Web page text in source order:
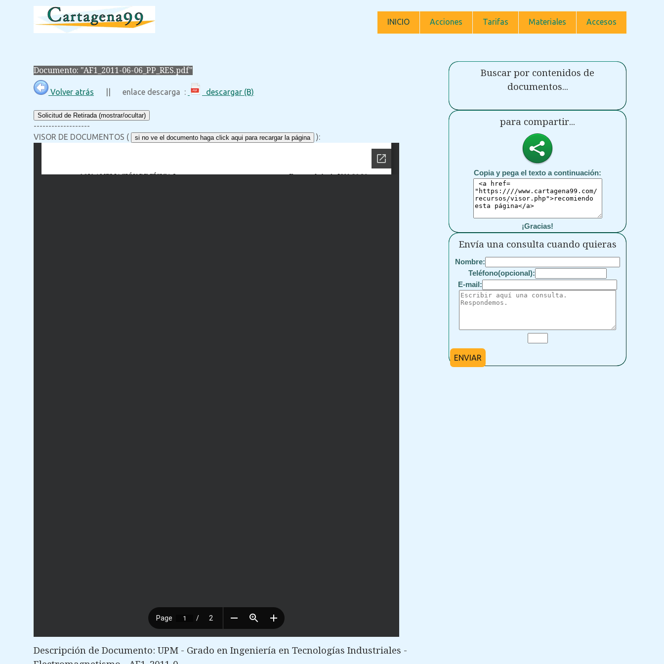
INICIO Acciones Tarifas Materiales Accesos
Documento: "AF1_2011-06-06_PP_RES.pdf"
Volver atrás || enlace descarga : descargar (B)
Solicitud de Retirada (mostrar/ocultar)
-------------------
VISOR DE DOCUMENTOS (
si no ve el documento haga click aqui para recargar la página ):
Descripción de Documento: UPM - Grado en Ingeniería en Tecnologías Industriales -
Buscar por contenidos de
documentos...
para compartir...
Copia y pega el texto a continuación:
¡Gracias!
Envía una consulta cuando quieras
Nombre:
Teléfono(opcional):
E-mail:
ENVIAR